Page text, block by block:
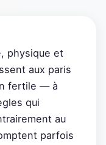
physique et
aux paris
fertile — à
qui
au
parfois